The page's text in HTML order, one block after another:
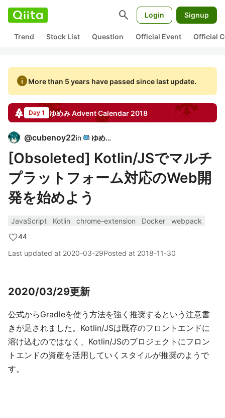
search Login Signup
Trend Stock List Question Official Event Official
infoMore than 5 years have passed since last update.
Day 1 ゆめみAdvent Calendar 2018
@cubenoy22in ゆめみ
[Obsoleted] Kotlin/JSでマルチ
プラットフォーム対応のWeb開
発を始めよう
JavaScript Kotlin chrome-extension Docker
webpack
44
Last updated at 2020-03-29Posted at 2018-11-30
2020/03/29更新
公式からGradleを使う方法を強く推奨するという注意書
きが足されました。Kotlin/JSは既存のフロントエンドに
溶け込むのではなく、Kotlin/JSのプロジェクトにフロン
トエンドの資産を活用していくスタイルが推奨のようで
す。